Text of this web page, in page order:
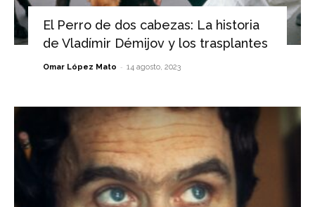
El Perro de dos cabezas: La historia
de Vladímir Démijov y los trasplantes
Omar López Mato - 14 agosto, 2023